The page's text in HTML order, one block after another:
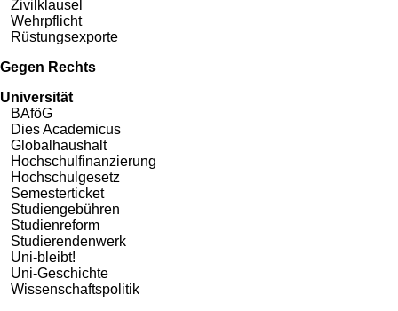
Zivilklausel
Wehrpflicht
Rüstungsexporte
Gegen Rechts
Universität
BAföG
Dies Academicus
Globalhaushalt
Hochschulfinanzierung
Hochschulgesetz
Semesterticket
Studiengebühren
Studienreform
Studierendenwerk
Uni-bleibt!
Uni-Geschichte
Wissenschaftspolitik